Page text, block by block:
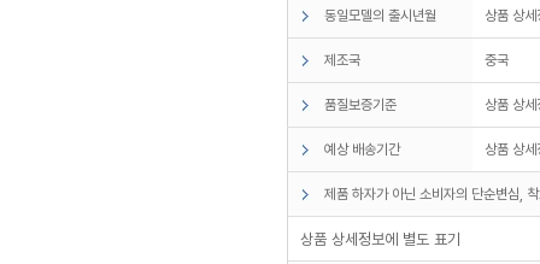
동일모델의 출시년월 상품 상
제조국 중국
품질보증기준 상품 상
예상 배송기간 상품 상
제품 하자가 아닌 소비자의 단순변심,
상품 상세정보에 별도 표기